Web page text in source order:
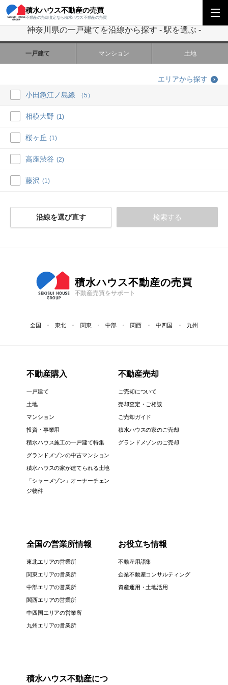
積水ハウス不動産の売買
不動産の売却査定なら積水ハウス不動産の売買
積水ハウス不動産の売買 関東エリア 神奈川県の一戸建てを沿線から探す
神奈川県の一戸建てを沿線から探す - 駅を選ぶ -
一戸建て マンション 土地
エリアから探す
小田急江ノ島線
（5）
相模大野 (1)
桜ヶ丘 (1)
高座渋谷 (2)
藤沢 (1)
沿線を選び直す 検索する
積水ハウス不動産の売買
不動産売買をサポート
全国 東北 関東 中部 関西 中四国 九州
不動産購入
一戸建て
土地
マンション
投資・事業用
積水ハウス施工の一戸建て特集
グランドメゾンの中古マンション
積水ハウスの家が建てられる土地
「シャーメゾン」オーナーチェン
ジ物件
不動産売却
ご売却について
売却査定・ご相談
ご売却ガイド
積水ハウスの家のご売却
グランドメゾンのご売却
全国の営業所情報
東北エリアの営業所
関東エリアの営業所
中部エリアの営業所
関西エリアの営業所
中四国エリアの営業所
九州エリアの営業所
お役立ち情報
不動産用語集
企業不動産コンサルティング
資産運用・土地活用
積水ハウス不動産につ